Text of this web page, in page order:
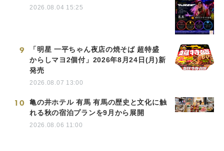
2026.08.04 15:25
9
「明星 一平ちゃん夜店の焼そば 超特盛
からしマヨ2個付」2026年8月24日(月)新
発売
2026.08.07 13:00
10
亀の井ホテル 有馬 有馬の歴史と文化に触
れる秋の宿泊プランを9月から展開
2026.08.06 11:00